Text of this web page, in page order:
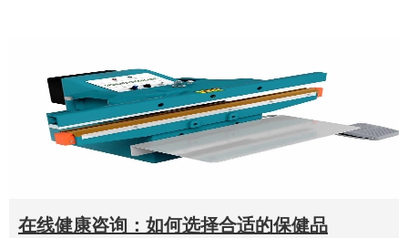
在线健康咨询：如何选择合适的保健品